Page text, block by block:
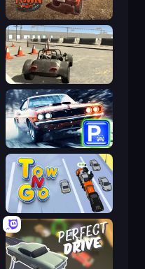
DriveTown
Free Rally
Real Car Parking
Tow N Go